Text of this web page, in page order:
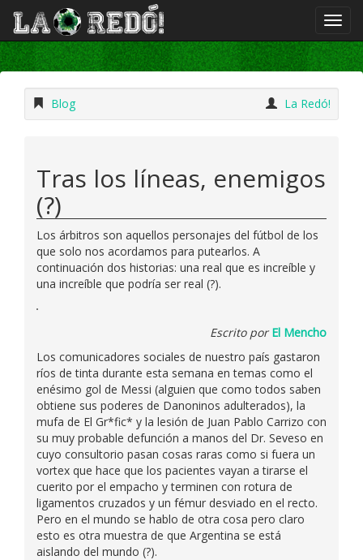
Blog La Redó!
Tras los líneas, enemigos
(?)
Los árbitros son aquellos personajes del fútbol de los
que solo nos acordamos para putearlos. A
continuación dos historias: una real que es increíble y
una increíble que podría ser real (?).
Escrito porEl Mencho
Los comunicadores sociales de nuestro país gastaron
ríos de tinta durante esta semana en temas como el
enésimo gol de Messi (alguien que como todos saben
obtiene sus poderes de Danoninos adulterados), la
mufa de El Gr*fic* y la lesión de Juan Pablo Carrizo con
su muy probable defunción a manos del Dr. Seveso en
cuyo consultorio pasan cosas raras como si fuera un
vortex que hace que los pacientes vayan a tirarse el
cuerito por el empacho y terminen con rotura de
ligamentos cruzados y un fémur desviado en el recto.
Pero en el mundo se hablo de otra cosa pero claro
esto es otra muestra de que Argentina se está
aislando del mundo (?).